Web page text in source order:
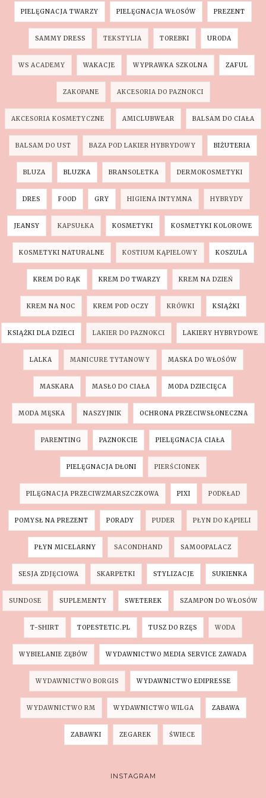
PIELĘGNACJA TWARZY PIELĘGNACJA WŁOSÓW PREZENT
SAMMY DRESS TEKSTYLIA TOREBKI URODA
WS ACADEMY WAKACJE WYPRAWKA SZKOLNA ZAFUL
ZAKOPANE AKCESORIA DO PAZNOKCI
AKCESORIA KOSMETYCZNE AMICLUBWEAR BALSAM DO CIAŁA
BALSAM DO UST BAZA POD LAKIER HYBRYDOWY BIŻUTERIA
BLUZA BLUZKA BRANSOLETKA DERMOKOSMETYKI
DRES FOOD GRY HIGIENA INTYMNA HYBRYDY
JEANSY KAPSUŁKA KOSMETYKI KOSMETYKI KOLOROWE
KOSMETYKI NATURALNE KOSTIUM KĄPIELOWY KOSZULA
KREM DO RĄK KREM DO TWARZY KREM NA DZIEŃ
KREM NA NOC KREM POD OCZY KRÓWKI KSIĄŻKI
KSIĄŻKI DLA DZIECI LAKIER DO PAZNOKCI LAKIERY HYBRYDOWE
LALKA MANICURE TYTANOWY MASKA DO WŁOŚÓW
MASKARA MASŁO DO CIAŁA MODA DZIECIĘCA
MODA MĘSKA NASZYJNIK OCHRONA PRZECIWSŁONECZNA
PARENTING PAZNOKCIE PIELĘGNACJA CIAŁA
PIELĘGNACJA DŁONI PIERŚCIONEK
PILĘGNACJA PRZECIWZMARSZCZKOWA PIXI PODKŁAD
POMYSŁ NA PREZENT PORADY PUDER PŁYN DO KĄPIELI
PŁYN MICELARNY SACONDHAND SAMOOPALACZ
SESJA ZDJĘCIOWA SKARPETKI STYLIZACJE SUKIENKA
SUNDOSE SUPLEMENTY SWETEREK SZAMPON DO WŁOSÓW
T-SHIRT TOPESTETIC.PL TUSZ DO RZĘS WODA
WYBIELANIE ZĘBÓW WYDAWNICTWO MEDIA SERVICE ZAWADA
WYDAWNICTWO BORGIS WYDAWNICTWO EDIPRESSE
WYDAWNICTWO RM WYDAWNICTWO WILGA ZABAWA
ZABAWKI ZEGAREK ŚWIECE
INSTAGRAM